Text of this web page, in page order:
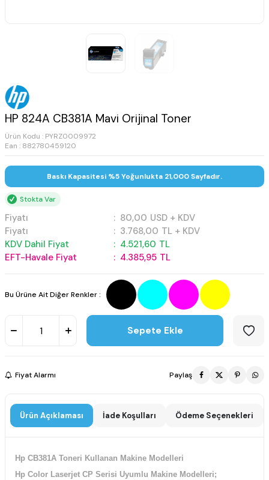
HP 824A CB381A Mavi Orijinal Toner
Ürün Kodu : PYRZ0009972
Ean : 882780459120
Baskı Kapasitesi %5 Yoğunlukta 21,000 Sayfadır.
Stokta Var
Fiyatı : 80,00 USD + KDV
Fiyatı
: 3.768,00 TL + KDV
KDV Dahil Fiyat
: 4.521,60 TL
EFT-Havale Fiyat
: 4.385,95 TL
Bu Ürüne Ait Diğer Renkler :
Sepete Ekle
Fiyat Alarmı Paylaş
Ürün Açıklaması İade Koşulları Ödeme Seçenekleri
Hp CB381A Toneri Kullanan Makine Modelleri
Hp Color Laserjet CP Serisi Uyumlu Makine Modelleri;